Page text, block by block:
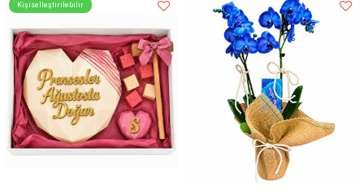
Kişiselleştirilebilir